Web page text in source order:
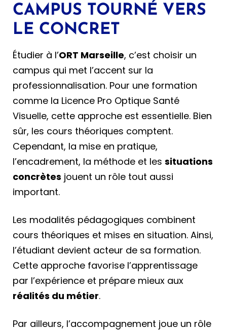
CAMPUS TOURNÉ VERS
LE CONCRET
Étudier à l’ORT Marseille, c’est choisir un
campus qui met l’accent sur la
professionnalisation. Pour une formation
comme la Licence Pro Optique Santé
Visuelle, cette approche est essentielle. Bien
sûr, les cours théoriques comptent.
Cependant, la mise en pratique,
l’encadrement, la méthode et les situations
concrètes jouent un rôle tout aussi
important.
Les modalités pédagogiques combinent
cours théoriques et mises en situation. Ainsi,
l’étudiant devient acteur de sa formation.
Cette approche favorise l’apprentissage
par l’expérience et prépare mieux aux
réalités du métier.
Par ailleurs, l’accompagnement joue un rôle